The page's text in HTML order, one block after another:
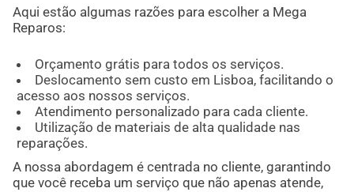
Aqui estão algumas razões para escolher a Mega
Reparos:
Orçamento grátis para todos os serviços.
Deslocamento sem custo em Lisboa, facilitando o
acesso aos nossos serviços.
Atendimento personalizado para cada cliente.
Utilização de materiais de alta qualidade nas
reparações.
A nossa abordagem é centrada no cliente, garantindo
que você receba um serviço que não apenas atende,